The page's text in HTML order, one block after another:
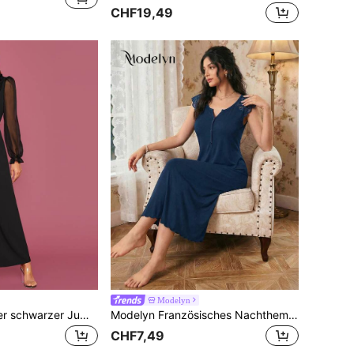
CHF19,49
Modelyn Eleganter schwarzer Jumpsuit mit weitem Bein und Volant-Saum an den langen Ärmeln
Modelyn
Modelyn Französisches Nachthemd für Damen mit V-Ausschnitt, Spitzenkragen-Dekor und Knöpfen im Lässig-Stil
CHF7,49